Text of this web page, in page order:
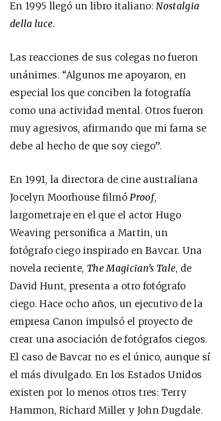
En 1995 llegó un libro italiano:Nostalgia
della luce.
Las reacciones de sus colegas no fueron
unánimes. “Algunos me apoyaron, en
especial los que conciben la fotografía
como una actividad mental. Otros fueron
muy agresivos, afirmando que mi fama se
debe al hecho de que soy ciego”.
En 1991, la directora de cine australiana
Jocelyn Moorhouse filmóProof,
largometraje en el que el actor Hugo
Weaving personifica a Martin, un
fotógrafo ciego inspirado en Bavcar. Una
novela reciente, The Magician’s Tale, de
David Hunt, presenta a otro fotógrafo
ciego. Hace ocho años, un ejecutivo de la
empresa Canon impulsó el proyecto de
crear una asociación de fotógrafos ciegos.
El caso de Bavcar no es el único, aunque sí
el más divulgado. En los Estados Unidos
existen por lo menos otros tres: Terry
Hammon, Richard Miller y John Dugdale.